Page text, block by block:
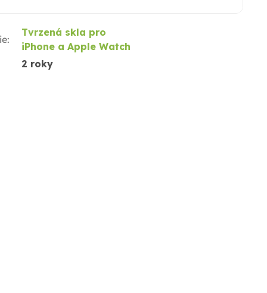
:
Tvrzená skla pro
iPhone a Apple Watch
2 roky